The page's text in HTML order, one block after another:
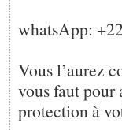
whatsApp:
Vous l’aurez
vous faut
protection à